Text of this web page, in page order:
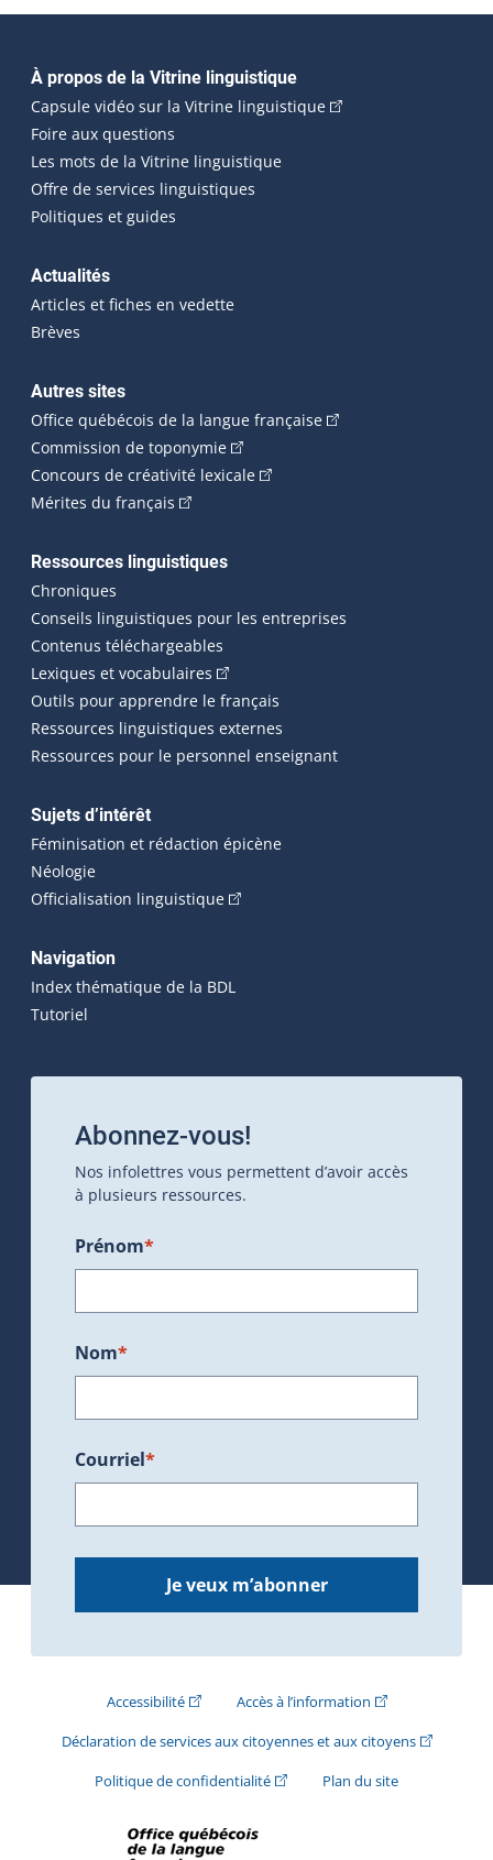
Navigation principale
À propos de la Vitrine linguistique
Capsule vidéo sur la Vitrine linguistique(Cet hyperlien
Foire aux questions
Les mots de la Vitrine linguistique
Offre de services linguistiques
Politiques et guides
Actualités
Articles et fiches en vedette
Brèves
Autres sites
Office québécois de la langue française(Cet hyperlien
Commission de toponymie(Cet hyperlien externe s'ouvrira
Concours de créativité lexicale(Cet hyperlien externe
Mérites du français (Cet hyperlien externe s'ouvrira dans une
Ressources linguistiques
Chroniques
Conseils linguistiques pour les entreprises
Contenus téléchargeables
Lexiques et vocabulaires (Cet hyperlien externe s'ouvrira
Outils pour apprendre le français
Ressources linguistiques externes
Ressources pour le personnel enseignant
Sujets d’intérêt
Féminisation et rédaction épicène
Néologie
Officialisation linguistique(Cet hyperlien externe s'ouvrira
Navigation
Index thématique de la BDL
Tutoriel
Abonnez-vous!
Nos infolettres vous permettent d’avoir accès
à plusieurs ressources.
Prénom*
Nom*
Courriel*
Je veux m’abonner
Accessibilité(Cet hyperlien externe s'ouvrira dans une
Accès à l’information(Cet hyperlien
Déclaration de services aux citoyennes et aux citoyens(Cet
Politique de confidentialité(Cet hyperlien externe s'ouvrira
Plan du site